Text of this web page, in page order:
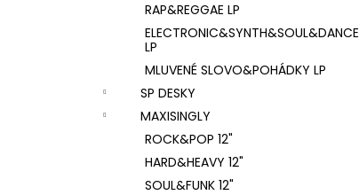
RAP&REGGAE LP
ELECTRONIC&SYNTH&SOUL&DANCE
LP
MLUVENÉ SLOVO&POHÁDKY LP
SP DESKY
MAXISINGLY
ROCK&POP 12"
HARD&HEAVY 12"
SOUL&FUNK 12"